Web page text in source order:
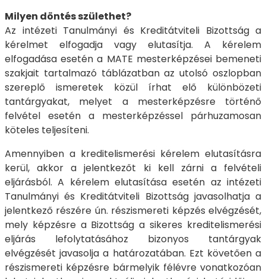
Milyen döntés születhet?
Az intézeti Tanulmányi és Kreditátviteli Bizottság a
kérelmet elfogadja vagy elutasítja. A kérelem
elfogadása esetén a MATE mesterképzései bemeneti
szakjait tartalmazó táblázatban az utolsó oszlopban
szereplő ismeretek közül írhat elő különbözeti
tantárgyakat, melyet a mesterképzésre történő
felvétel esetén a mesterképzéssel párhuzamosan
köteles teljesíteni.
Amennyiben a kreditelismerési kérelem elutasításra
kerül, akkor a jelentkezőt ki kell zárni a felvételi
eljárásból. A kérelem elutasítása esetén az intézeti
Tanulmányi és Kreditátviteli Bizottság javasolhatja a
jelentkező részére ún. részismereti képzés elvégzését,
mely képzésre a Bizottság a sikeres kreditelismerési
eljárás lefolytatásához bizonyos tantárgyak
elvégzését javasolja a határozatában. Ezt követően a
részismereti képzésre bármelyik félévre vonatkozóan